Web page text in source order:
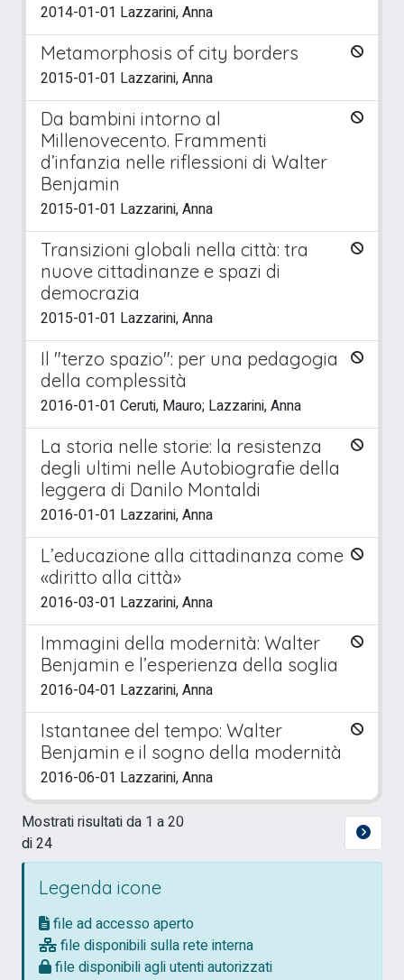
2014-01-01 Lazzarini, Anna
Metamorphosis of city borders
2015-01-01 Lazzarini, Anna
Da bambini intorno al
Millenovecento. Frammenti
d’infanzia nelle riflessioni di Walter
Benjamin
2015-01-01 Lazzarini, Anna
Transizioni globali nella città: tra
nuove cittadinanze e spazi di
democrazia
2015-01-01 Lazzarini, Anna
Il "terzo spazio": per una pedagogia
della complessità
2016-01-01 Ceruti, Mauro; Lazzarini, Anna
La storia nelle storie: la resistenza
degli ultimi nelle Autobiografie della
leggera di Danilo Montaldi
2016-01-01 Lazzarini, Anna
L’educazione alla cittadinanza come
«diritto alla città»
2016-03-01 Lazzarini, Anna
Immagini della modernità: Walter
Benjamin e l’esperienza della soglia
2016-04-01 Lazzarini, Anna
Istantanee del tempo: Walter
Benjamin e il sogno della modernità
2016-06-01 Lazzarini, Anna
Mostrati risultati da 1 a 20
di 24
Legenda icone
file ad accesso aperto
file disponibili sulla rete interna
file disponibili agli utenti autorizzati